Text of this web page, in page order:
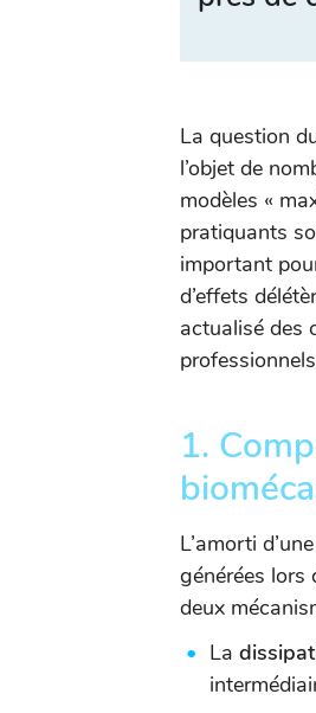
La question
l’objet de
modèles «
pratiquants
important
d’effets
actualisé des
1.
L’amorti
générées lors
deux
La